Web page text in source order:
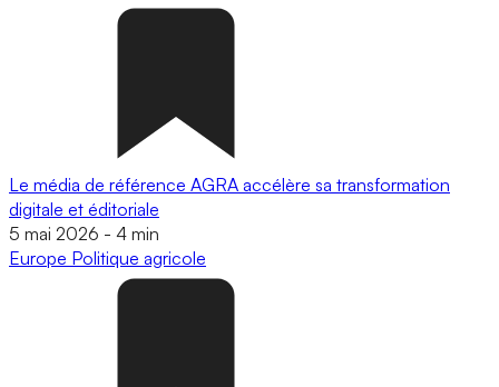
Le média de référence AGRA accélère sa transformation
digitale et éditoriale
5 mai 2026 - 4 min
Europe Politique agricole